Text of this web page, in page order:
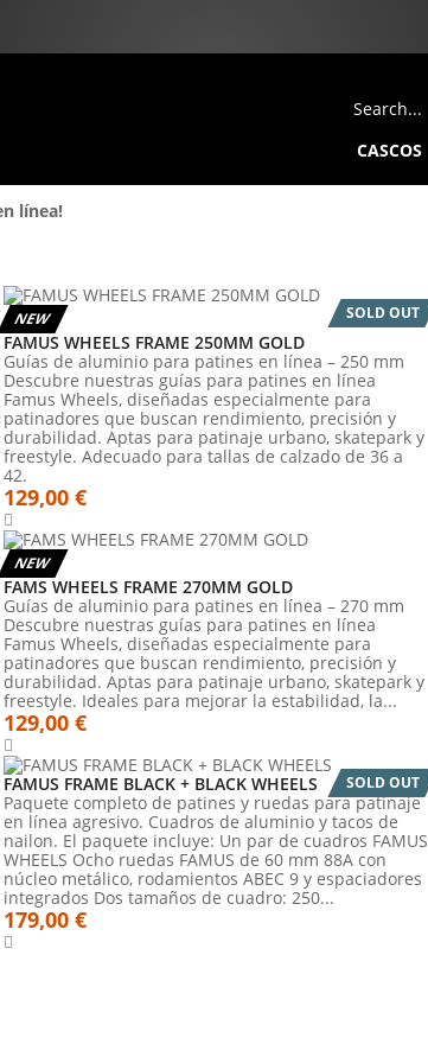
CASCOS
línea!
SOLD OUT
NEW
FAMUS WHEELS FRAME 250MM GOLD
Guías de aluminio para patines en línea – 250 mm
Descubre nuestras guías para patines en línea
Famus Wheels, diseñadas especialmente para
patinadores que buscan rendimiento, precisión y
durabilidad. Aptas para patinaje urbano, skatepark y
freestyle. Adecuado para tallas de calzado de 36 a
42.
129,00 €
NEW
FAMS WHEELS FRAME 270MM GOLD
Guías de aluminio para patines en línea – 270 mm
Descubre nuestras guías para patines en línea
Famus Wheels, diseñadas especialmente para
patinadores que buscan rendimiento, precisión y
durabilidad. Aptas para patinaje urbano, skatepark y
freestyle. Ideales para mejorar la estabilidad, la...
129,00 €
SOLD OUT
FAMUS FRAME BLACK + BLACK WHEELS
Paquete completo de patines y ruedas para patinaje
en línea agresivo. Cuadros de aluminio y tacos de
nailon. El paquete incluye: Un par de cuadros FAMUS
WHEELS Ocho ruedas FAMUS de 60 mm 88A con
núcleo metálico, rodamientos ABEC 9 y espaciadores
integrados Dos tamaños de cuadro: 250...
179,00 €